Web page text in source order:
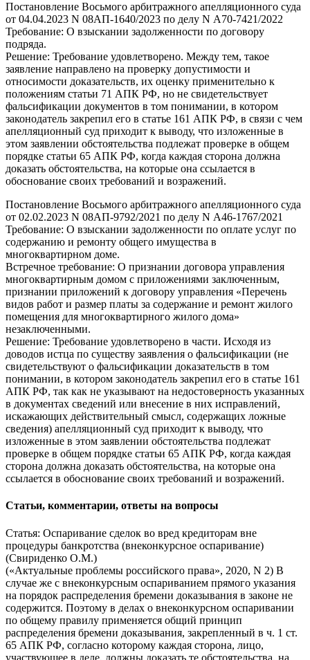
Постановление Восьмого арбитражного апелляционного суда
от 04.04.2023 N 08АП-1640/2023 по делу N А70-7421/2022
Требование: О взыскании задолженности по договору
подряда.
Решение: Требование удовлетворено. Между тем, такое
заявление направлено на проверку допустимости и
относимости доказательств, их оценку применительно к
положениям статьи 71 АПК РФ, но не свидетельствует
фальсификации документов в том понимании, в котором
законодатель закрепил его в статье 161 АПК РФ, в связи с чем
апелляционный суд приходит к выводу, что изложенные в
этом заявлении обстоятельства подлежат проверке в общем
порядке статьи 65 АПК РФ, когда каждая сторона должна
доказать обстоятельства, на которые она ссылается в
обоснование своих требований и возражений.
Постановление Восьмого арбитражного апелляционного суда
от 02.02.2023 N 08АП-9792/2021 по делу N А46-1767/2021
Требование: О взыскании задолженности по оплате услуг по
содержанию и ремонту общего имущества в
многоквартирном доме.
Встречное требование: О признании договора управления
многоквартирным домом с приложениями заключенным,
признании приложений к договору управления «Перечень
видов работ и размер платы за содержание и ремонт жилого
помещения для многоквартирного жилого дома»
незаключенными.
Решение: Требование удовлетворено в части. Исходя из
доводов истца по существу заявления о фальсификации (не
свидетельствуют о фальсификации доказательств в том
понимании, в котором законодатель закрепил его в статье 161
АПК РФ, так как не указывают на недостоверность указанных
в документах сведений или внесение в них исправлений,
искажающих действительный смысл, содержащих ложные
сведения) апелляционный суд приходит к выводу, что
изложенные в этом заявлении обстоятельства подлежат
проверке в общем порядке статьи 65 АПК РФ, когда каждая
сторона должна доказать обстоятельства, на которые она
ссылается в обоснование своих требований и возражений.
Статьи, комментарии, ответы на вопросы
Статья: Оспаривание сделок во вред кредиторам вне
процедуры банкротства (внеконкурсное оспаривание)
(Свириденко О.М.)
(«Актуальные проблемы российского права», 2020, N 2) В
случае же с внеконкурсным оспариванием прямого указания
на порядок распределения бремени доказывания в законе не
содержится. Поэтому в делах о внеконкурсном оспаривании
по общему правилу применяется общий принцип
распределения бремени доказывания, закрепленный в ч. 1 ст.
65 АПК РФ, согласно которому каждая сторона, лицо,
участвующее в деле, должны доказать те обстоятельства, на